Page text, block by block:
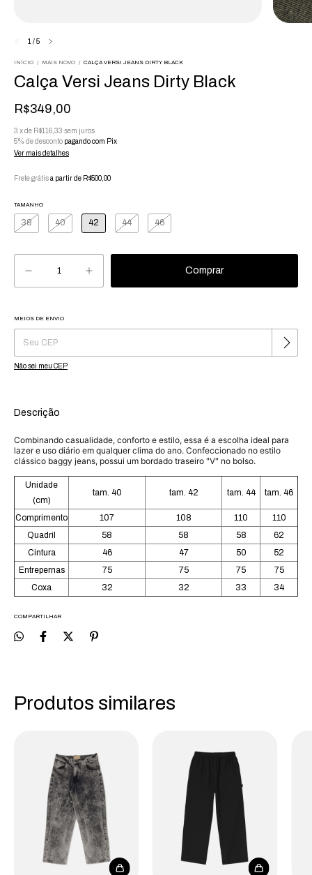
1/5
INÍCIO / MAIS NOVO / CALÇA VERSI JEANS DIRTY BLACK
Calça Versi Jeans Dirty Black
R$349,00
3 xde R$116,33 sem juros
5% de desconto pagando com Pix
Ver mais detalhes
Frete grátisa partir de R$500,00
TAMANHO
38 40 42 44 46
Entregas para o CEP:
MEIOS DE ENVIO
Não sei meu CEP
Descrição
Combinando casualidade, conforto e estilo, essa é a escolha ideal para
lazer e uso diário em qualquer clima do ano. Confeccionado no estilo
clássico baggy jeans, possui um bordado traseiro "V" no bolso.
Unidade
(cm)
tam. 40 tam. 42 tam. 44 tam. 46
Comprimento 107 108 110
110
Quadril
58 58 58
62
Cintura
46 47 50
52
Entrepernas
75 75 75
75
Coxa
32 32 33 34
COMPARTILHAR
Produtos similares